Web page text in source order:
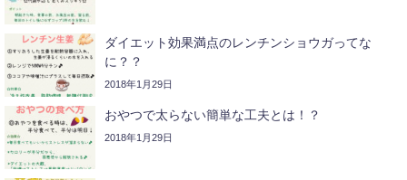
ダイエット効果満点のレンチンショウガってな
に？？
2018年1月29日
おやつで太らない簡単な工夫とは！？
2018年1月29日